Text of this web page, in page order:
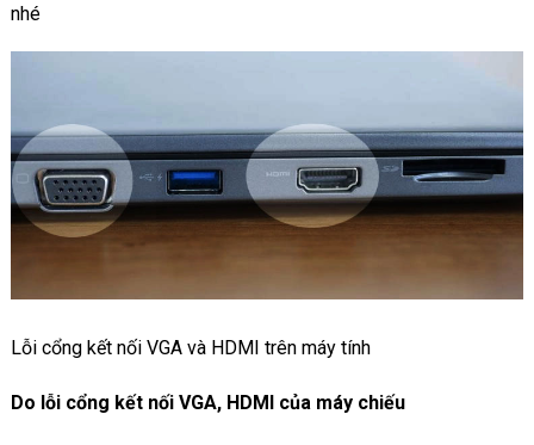
nhé
Lỗi cổng kết nối VGA và HDMI trên máy tính
Do lỗi cổng kết nối VGA, HDMI của máy chiếu